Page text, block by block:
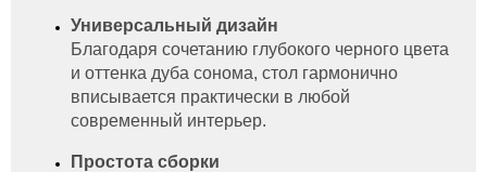
Универсальный дизайн
Благодаря сочетанию глубокого черного цвета
и оттенка дуба сонома, стол гармонично
вписывается практически в любой
современный интерьер.
Простота сборки